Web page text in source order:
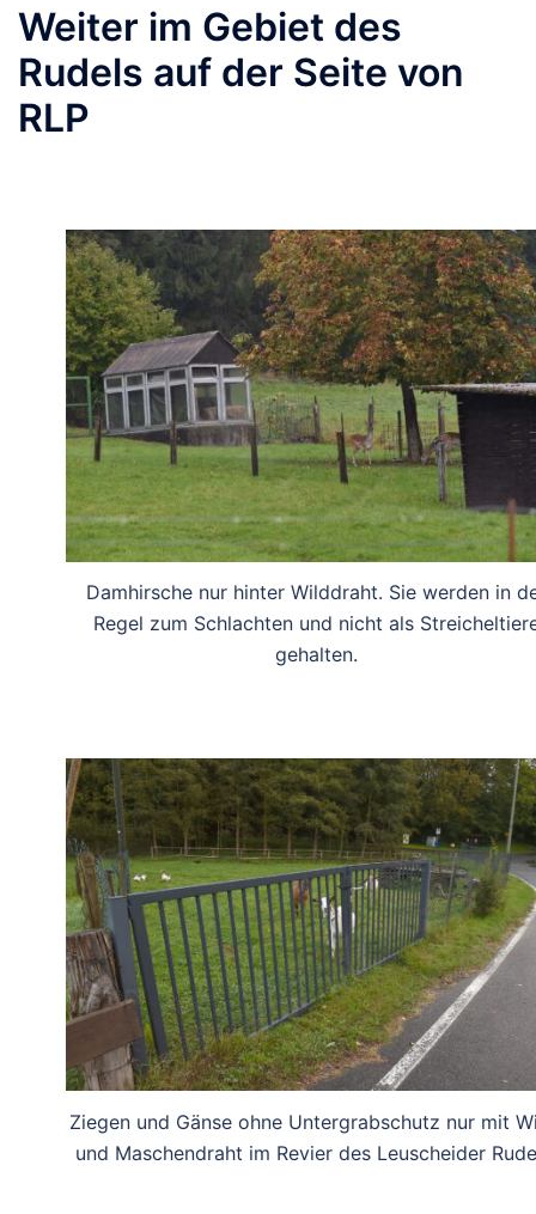
Weiter im Gebiet des
Rudels auf der Seite von
RLP
Damhirsche nur hinter Wilddraht. Sie werden in
Regel zum Schlachten und nicht als
gehalten.
Ziegen und Gänse ohne Untergrabschutz nur mit
und Maschendraht im Revier des Leuscheider